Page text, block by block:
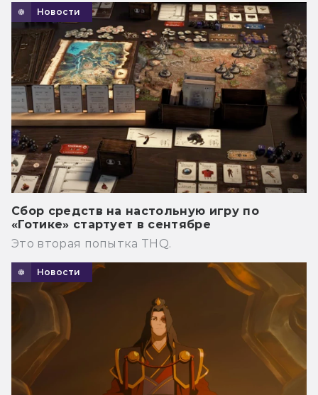
Новости
Сбор средств на настольную игру по
«Готике» стартует в сентябре
Это вторая попытка THQ.
Новости